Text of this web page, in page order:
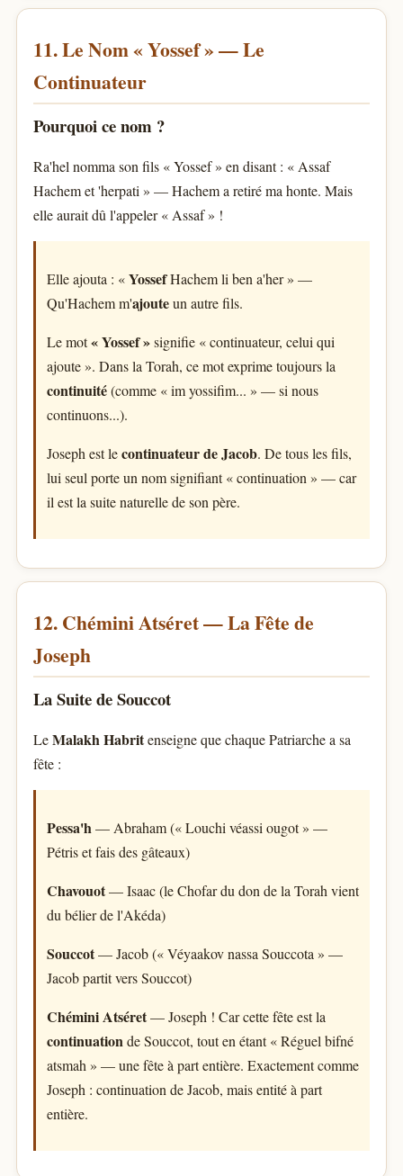
11. Le Nom « Yossef » — Le
Continuateur
Pourquoi ce nom ?
Ra'hel nomma son fils « Yossef » en disant : « Assaf
Hachem et 'herpati » — Hachem a retiré ma honte. Mais
elle aurait dû l'appeler « Assaf » !
Elle ajouta : «YossefHachem li ben a'her » —
Qu'Hachem m'ajouteun autre fils.
Le mot« Yossef »signifie « continuateur, celui qui
ajoute ». Dans la Torah, ce mot exprime toujours la
continuité(comme « im yossifim... » — si nous
continuons...).
Joseph est lecontinuateur de Jacob. De tous les fils,
lui seul porte un nom signifiant « continuation » — car
il est la suite naturelle de son père.
12. Chémini Atséret — La Fête de
Joseph
La Suite de Souccot
LeMalakh Habritenseigne que chaque Patriarche a sa
fête :
Pessa'h— Abraham (« Louchi véassi ougot » —
Pétris et fais des gâteaux)
Chavouot— Isaac (le Chofar du don de la Torah vient
du bélier de l'Akéda)
Souccot— Jacob (« Véyaakov nassa Souccota » —
Jacob partit vers Souccot)
Chémini Atséret— Joseph ! Car cette fête est la
continuationde Souccot, tout en étant « Réguel bifné
atsmah » — une fête à part entière. Exactement comme
Joseph : continuation de Jacob, mais entité à part
entière.